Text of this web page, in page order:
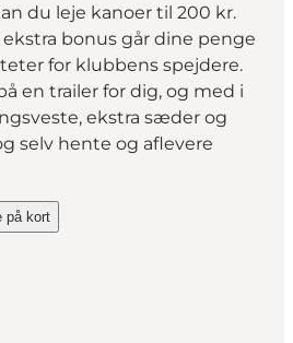
du leje kanoer til 200 kr.
ekstra bonus går dine penge
for klubbens spejdere.
en trailer for dig, og med i
ekstra sæder og
selv hente og aflevere
på kortOdense on_map